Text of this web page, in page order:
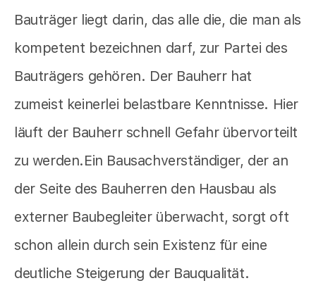
Bauträger liegt darin, das alle die, die man als
kompetent bezeichnen darf, zur Partei des
Bauträgers gehören. Der Bauherr hat
zumeist keinerlei belastbare Kenntnisse. Hier
läuft der Bauherr schnell Gefahr übervorteilt
zu werden.Ein Bausachverständiger, der an
der Seite des Bauherren den Hausbau als
externer Baubegleiter überwacht, sorgt oft
schon allein durch sein Existenz für eine
deutliche Steigerung der Bauqualität.